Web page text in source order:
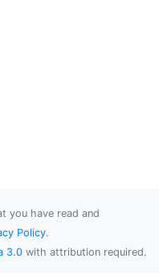
you have read and
Policy.
3.0 with attribution required.